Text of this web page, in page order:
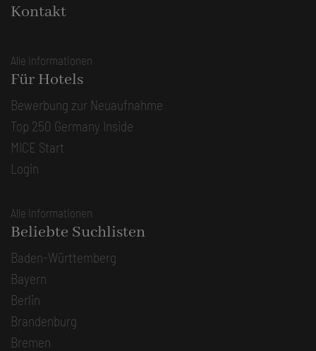
Kontakt
Alle Informationen
Für Hotels
Bewerbung zur Neuaufnahme
Top 250 Germany Inside
MICE Start
Login
Alle Informationen
Beliebte Suchlisten
Baden-Württemberg
Bayern
Berlin
Brandenburg
Bremen